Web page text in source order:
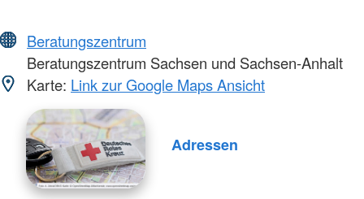
Beratungszentrum
Beratungszentrum Sachsen und Sachsen-Anhalt
Karte: Link zur Google Maps Ansicht
Adressen